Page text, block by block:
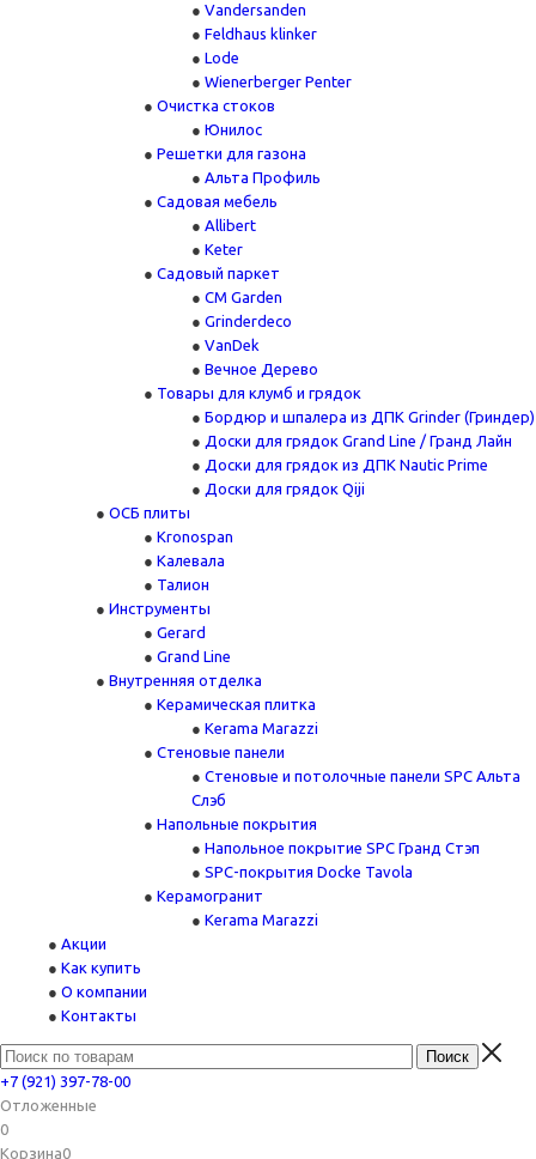
Vandersanden
Feldhaus klinker
Lode
Wienerberger Penter
Очистка стоков
Юнилос
Решетки для газона
Альта Профиль
Садовая мебель
Allibert
Keter
Садовый паркет
CM Garden
Grinderdeco
VanDek
Вечное Дерево
Товары для клумб и грядок
Бордюр и шпалера из ДПК Grinder (Гриндер)
Доски для грядок Grand Line / Гранд Лайн
Доски для грядок из ДПК Nautic Prime
Доски для грядок Qiji
ОСБ плиты
Kronospan
Калевала
Талион
Инструменты
Gerard
Grand Line
Внутренняя отделка
Керамическая плитка
Kerama Marazzi
Стеновые панели
Стеновые и потолочные панели SPC Альта
Слэб
Напольные покрытия
Напольное покрытие SPC Гранд Стэп
SPC-покрытия Docke Tavola
Керамогранит
Kerama Marazzi
Акции
Как купить
О компании
Контакты
+7 (921) 397-78-00
Отложенные
0
Корзина0